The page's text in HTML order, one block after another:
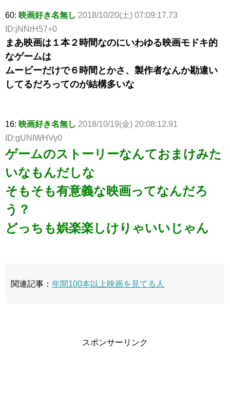
60: 映画好き名無し 2018/10/20(土) 07:09:17.73
ID:jNNrH57+0
まあ映画は１本２時間なのにいわゆる映画モドキ的
なゲームは
ムービーだけで６時間とかさ、製作者なんか勘違い
してるだろってのが結構多いな
16: 映画好き名無し 2018/10/19(金) 20:08:12.91
ID:gUNIWHVy0
ゲームのストーリーなんておまけみた
いなもんだしな
そもそも有意義な映画ってなんだろ
う？
どっちも娯楽楽しけりゃいいじゃん
関連記事： 年間100本以上映画を見てる人
スポンサーリンク